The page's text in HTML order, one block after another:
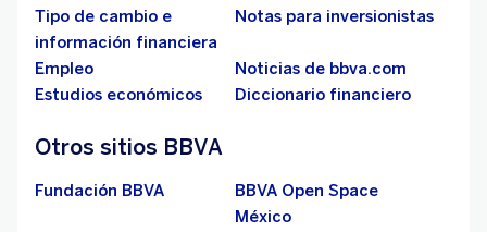
Tipo de cambio e
información financiera
Notas para inversionistas
Empleo
Noticias de bbva.com
Estudios económicos
Diccionario financiero
Otros sitios BBVA
Fundación BBVA
BBVA Open Space
México